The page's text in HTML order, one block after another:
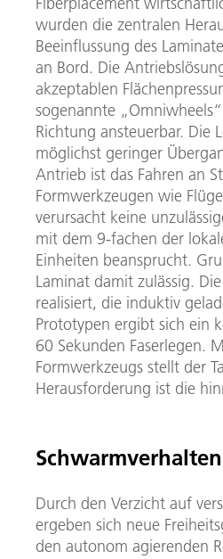
wurden die zentralen
Beeinflussung des
an Bord. Die
akzeptablen
sogenannte
Richtung ansteuerbar. Die
möglichst geringer
Antrieb ist das Fahren an
Formwerkzeugen wie
verursacht keine
mit dem 9-fachen der
Einheiten beansprucht.
Laminat damit zulässig.
realisiert, die induktiv
Prototypen ergibt sich ein
60 Sekunden Faserlegen.
Formwerkzeugs stellt der
Herausforderung ist die
Durch den Verzicht auf
ergeben sich neue
den autonom agierenden